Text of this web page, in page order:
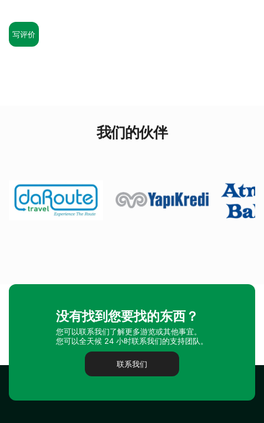
写评价
我们的伙伴
没有找到您要找的东西？
您可以联系我们了解更多游览或其他事宜。
您可以全天候 24 小时联系我们的支持团队。
联系我们